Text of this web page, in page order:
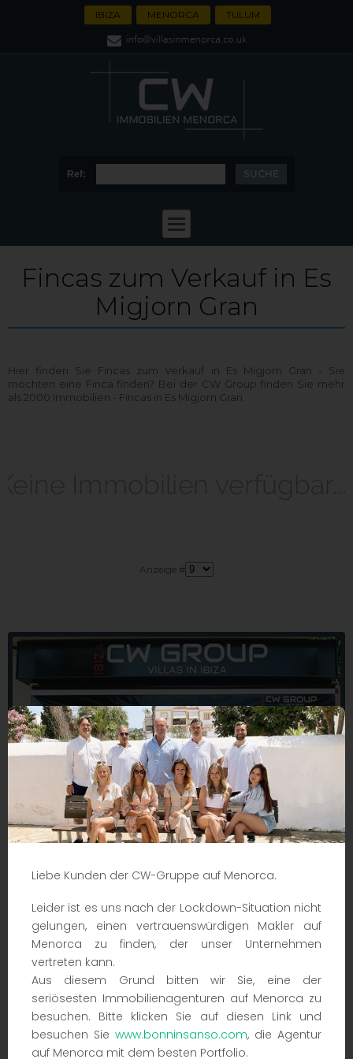
IBIZA MENORCA TULUM
Ref:
Liebe Kunden der CW-Gruppe auf Menorca.
Leider ist es uns nach der Lockdown-Situation nicht
gelungen, einen vertrauenswürdigen Makler auf
Menorca zu finden, der unser Unternehmen
vertreten kann.
Aus diesem Grund bitten wir Sie, eine der
seriösesten Immobilienagenturen auf Menorca zu
besuchen. Bitte klicken Sie auf diesen Link und
besuchen Sie www.bonninsanso.com, die Agentur
auf Menorca mit dem besten Portfolio.
Fincas zum Verkauf in Es
Migjorn Gran
Hier finden Sie Fincas zum Verkauf in Es Migjorn Gran - Sie
möchten eine Finca finden? Bei der CW Group finden Sie mehr
als 2000 Immobilien - Fincas in Es Migjorn Gran.
Anzeige #
Schnelle Suche
Kategorie
Schlafzimmer